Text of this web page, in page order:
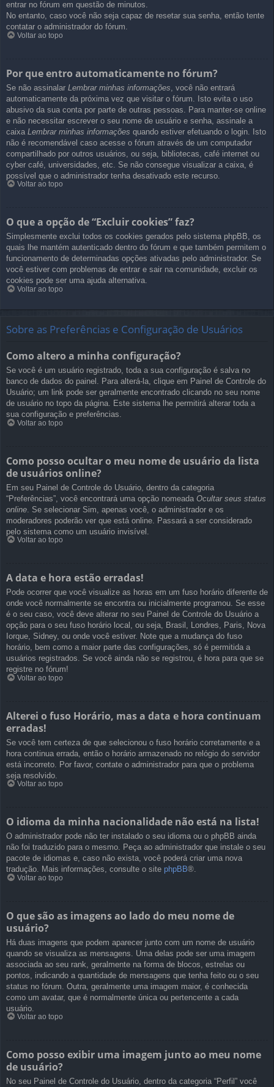
entrar no fórum em questão de minutos.
No entanto, caso você não seja capaz de resetar sua senha, então tente
contatar o administrador do fórum.
Voltar ao topo
Por que entro automaticamente no fórum?
Se não assinalar Lembrar minhas informações , você não entrará
automaticamente da próxima vez que visitar o fórum. Isto evita o uso
abusivo da sua conta por parte de outras pessoas. Para manter-se online
e não necessitar escrever o seu nome de usuário e senha, assinale a
caixa Lembrar minhas informações quando estiver efetuando o login. Isto
não é recomendável caso acesse o fórum através de um computador
compartilhado por outros usuários, ou seja, bibliotecas, café internet ou
cyber café, universidades, etc. Se não consegue visualizar a caixa, é
possível que o administrador tenha desativado este recurso.
Voltar ao topo
O que a opção de “Excluir cookies” faz?
Simplesmente exclui todos os cookies gerados pelo sistema phpBB, os
quais lhe mantém autenticado dentro do fórum e que também permitem o
funcionamento de determinadas opções ativadas pelo administrador. Se
você estiver com problemas de entrar e sair na comunidade, excluir os
cookies pode ser uma ajuda alternativa.
Voltar ao topo
Sobre as Preferências e Configuração de Usuários
Como altero a minha configuração?
Se você é um usuário registrado, toda a sua configuração é salva no
banco de dados do painel. Para alterá-la, clique em Painel de Controle do
Usuário; um link pode ser geralmente encontrado clicando no seu nome
de usuário no topo da página. Este sistema lhe permitirá alterar toda a
sua configuração e preferências.
Voltar ao topo
Como posso ocultar o meu nome de usuário da lista
de usuários online?
Em seu Painel de Controle do Usuário, dentro da categoria
“Preferências”, você encontrará uma opção nomeada Ocultar seus status
online . Se selecionar Sim, apenas você, o administrador e os
moderadores poderão ver que está online. Passará a ser considerado
pelo sistema como um usuário invisível.
Voltar ao topo
A data e hora estão erradas!
Pode ocorrer que você visualize as horas em um fuso horário diferente de
onde você normalmente se encontra ou inicialmente programou. Se esse
é o seu caso, você deve alterar no seu Painel de Controle do Usuário a
opção para o seu fuso horário local, ou seja, Brasil, Londres, Paris, Nova
Iorque, Sidney, ou onde você estiver. Note que a mudança do fuso
horário, bem como a maior parte das configurações, só é permitida a
usuários registrados. Se você ainda não se registrou, é hora para que se
registre no fórum!
Voltar ao topo
Alterei o fuso Horário, mas a data e hora continuam
erradas!
Se você tem certeza de que selecionou o fuso horário corretamente e a
hora continua errada, então o horário armazenado no relógio do servidor
está incorreto. Por favor, contate o administrador para que o problema
seja resolvido.
Voltar ao topo
O idioma da minha nacionalidade não está na lista!
O administrador pode não ter instalado o seu idioma ou o phpBB ainda
não foi traduzido para o mesmo. Peça ao administrador que instale o seu
pacote de idiomas e, caso não exista, você poderá criar uma nova
tradução. Mais informações, consulte o site phpBB®.
Voltar ao topo
O que são as imagens ao lado do meu nome de
usuário?
Há duas imagens que podem aparecer junto com um nome de usuário
quando se visualiza as mensagens. Uma delas pode ser uma imagem
associada ao seu rank, geralmente na forma de blocos, estrelas ou
pontos, indicando a quantidade de mensagens que tenha feito ou o seu
status no fórum. Outra, geralmente uma imagem maior, é conhecida
como um avatar, que é normalmente única ou pertencente a cada
usuário.
Voltar ao topo
Como posso exibir uma imagem junto ao meu nome
de usuário?
No seu Painel de Controle do Usuário, dentro da categoria “Perfil” você